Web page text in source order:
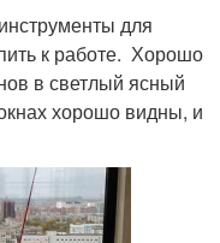
для
к работе. Хорошо
в светлый ясный
хорошо видны, и